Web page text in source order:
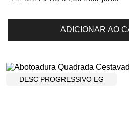
ADICIONAR AO
DESC PROGRESSIVO EG